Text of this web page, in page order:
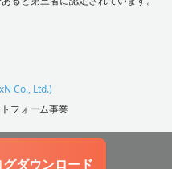
グダウンロード
Co., Ltd.)
フォーム事業